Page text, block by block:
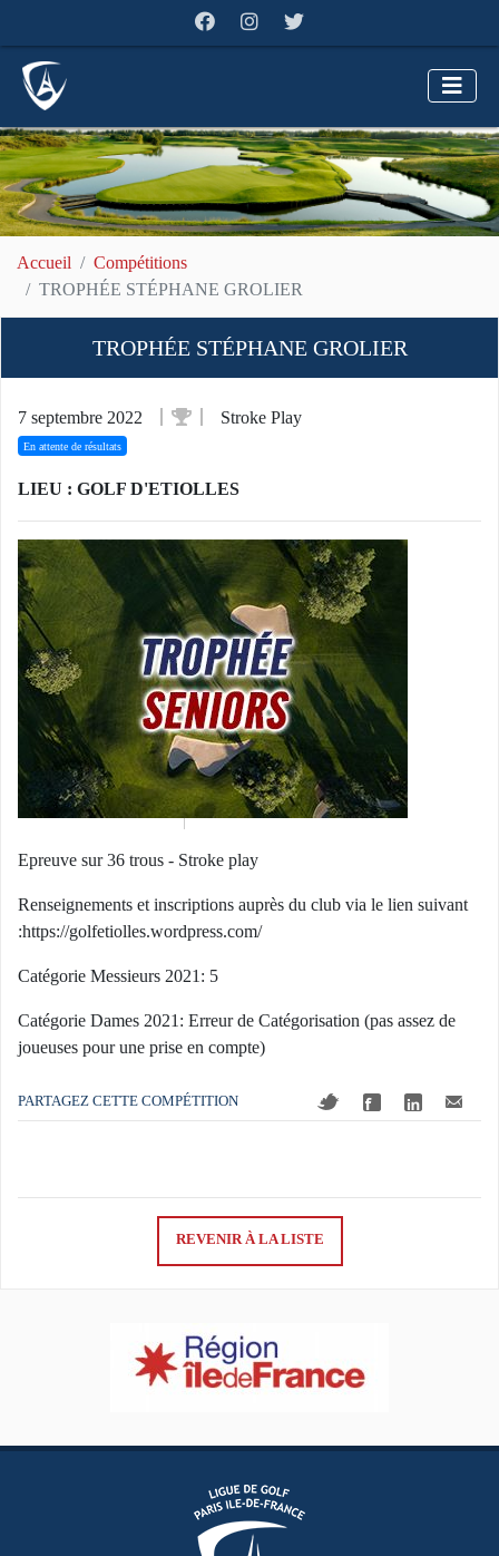
Accueil
Compétitions
TROPHÉE STÉPHANE GROLIER
TROPHÉE STÉPHANE GROLIER
7 septembre 2022 Stroke Play
En attente de résultats
LIEU : GOLF D'ETIOLLES
Epreuve sur 36 trous - Stroke play
Renseignements et inscriptions auprès du club via le lien suivant
:https://golfetiolles.wordpress.com/
Catégorie Messieurs 2021: 5
Catégorie Dames 2021: Erreur de Catégorisation (pas assez de
joueuses pour une prise en compte)
PARTAGEZ CETTE COMPÉTITION
REVENIR À LA LISTE